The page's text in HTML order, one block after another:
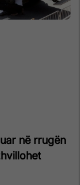
në rrugën